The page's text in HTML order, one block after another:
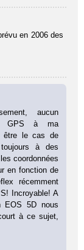
en 2006 des
aucun
GPS à ma
être le cas de
à des
coordonnées
en fonction de
récemment
Incroyable! A
EOS 5D nous
à ce sujet,